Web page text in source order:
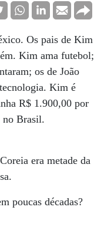
Os pais de Kim
Kim ama futebol;
os de João
Kim é
R$ 1.900,00 por
no Brasil.
era metade da
poucas décadas?